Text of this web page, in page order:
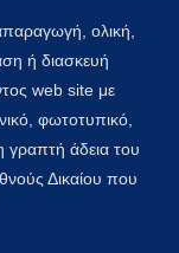
ολική,
ή διασκευή
web site με
φωτοτυπικό,
άδεια του
Δικαίου που